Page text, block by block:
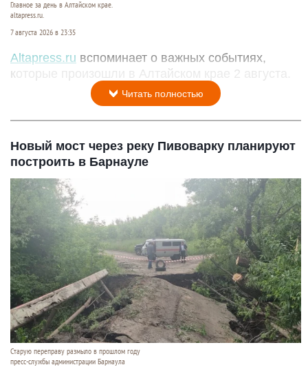
Главное за день в Алтайском крае.
altapress.ru.
7 августа 2026 в 23:35
Altapress.ru вспоминает о важных событиях,
которые произошли в Алтайском крае 2 августа.
Читать полностью
Новый мост через реку Пивоварку планируют
построить в Барнауле
Старую переправу размыло в прошлом году
пресс-службы администрации Барнаула